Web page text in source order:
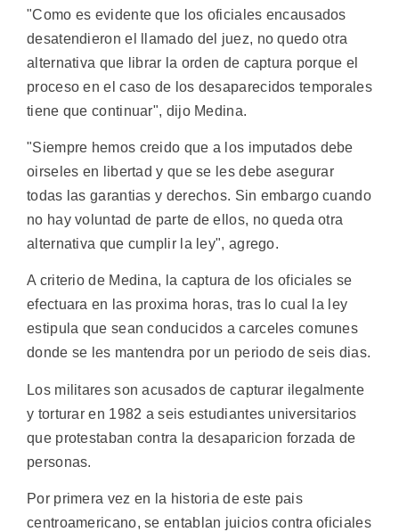
"Como es evidente que los oficiales encausados
desatendieron el llamado del juez, no quedo otra
alternativa que librar la orden de captura porque el
proceso en el caso de los desaparecidos temporales
tiene que continuar", dijo Medina.
"Siempre hemos creido que a los imputados debe
oirseles en libertad y que se les debe asegurar
todas las garantias y derechos. Sin embargo cuando
no hay voluntad de parte de ellos, no queda otra
alternativa que cumplir la ley", agrego.
A criterio de Medina, la captura de los oficiales se
efectuara en las proxima horas, tras lo cual la ley
estipula que sean conducidos a carceles comunes
donde se les mantendra por un periodo de seis dias.
Los militares son acusados de capturar ilegalmente
y torturar en 1982 a seis estudiantes universitarios
que protestaban contra la desaparicion forzada de
personas.
Por primera vez en la historia de este pais
centroamericano, se entablan juicios contra oficiales